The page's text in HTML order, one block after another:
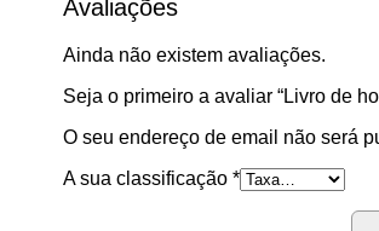
Avaliações
Ainda não existem avaliações.
Seja o primeiro a avaliar “Livro de
O seu endereço de email não será
A sua classificação *